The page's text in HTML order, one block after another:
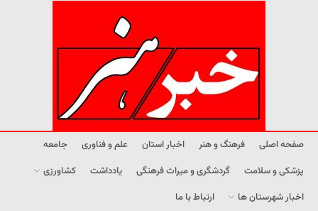
صفحه اصلی فرهنگ و هنر اخبار استان علم و فناوری
جامعه
پزشکی و سلامت
گردشگری و میراث فرهنگی یادداشت
کشاورزی
اخبار شهرستان ها
ارتباط با ما